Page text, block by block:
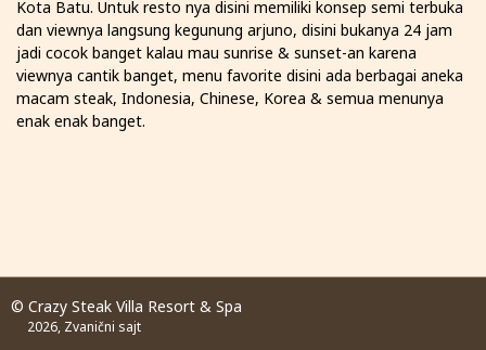
Kota Batu. Untuk resto nya disini memiliki konsep semi terbuka
dan viewnya langsung kegunung arjuno, disini bukanya 24 jam
jadi cocok banget kalau mau sunrise & sunset-an karena
viewnya cantik banget, menu favorite disini ada berbagai aneka
macam steak, Indonesia, Chinese, Korea & semua menunya
enak enak banget.
© Crazy Steak Villa Resort & Spa
2026, Zvanični sajt